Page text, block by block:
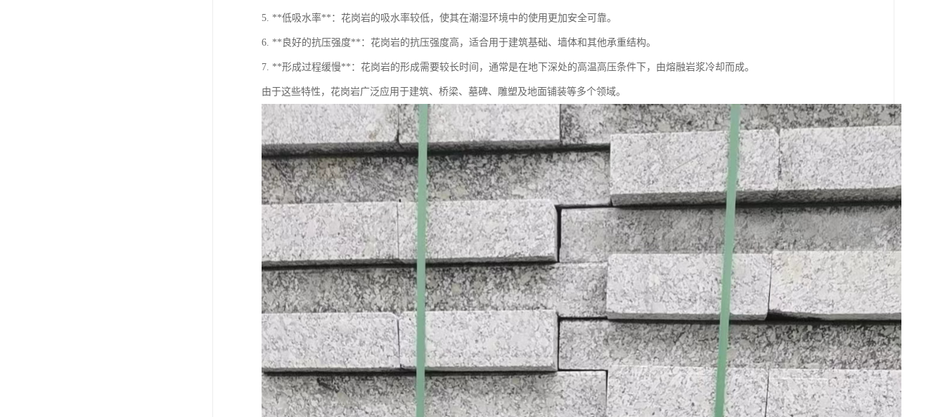
5. **低吸水率**：花岗岩的吸水率较低，使其在潮湿环境中的使用更加安全可靠。
6. **良好的抗压强度**：花岗岩的抗压强度高，适合用于建筑基础、墙体和其他承重结构。
7. **形成过程缓慢**：花岗岩的形成需要较长时间，通常是在地下深处的高温高压条件下，由熔融岩浆冷却而成。
由于这些特性，花岗岩广泛应用于建筑、桥梁、墓碑、雕塑及地面铺装等多个领域。